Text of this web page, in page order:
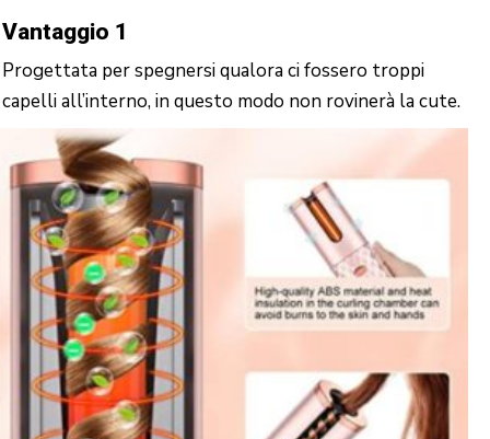
Vantaggio 1
Progettata per spegnersi qualora ci fossero troppi
capelli all’interno, in questo modo non rovinerà la cute.